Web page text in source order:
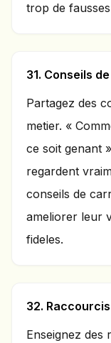
trop de
31. Conseils
Partagez des
metier. «
ce soit genant
regardent
conseils de
ameliorer leur
fideles.
32.
Enseignez des